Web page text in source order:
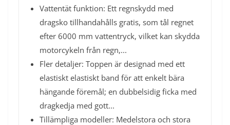
Vattentät funktion: Ett regnskydd med
dragsko tillhandahålls gratis, som tål regnet
efter 6000 mm vattentryck, vilket kan skydda
motorcykeln från regn,...
Fler detaljer: Toppen är designad med ett
elastiskt elastiskt band för att enkelt bära
hängande föremål; en dubbelsidig ficka med
dragkedja med gott...
Tillämpliga modeller: Medelstora och stora